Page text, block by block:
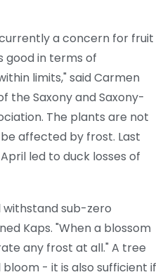
a concern for fruit
good in terms of
limits," said Carmen
the Saxony and Saxony-
The plants are not
affected by frost. Last
led to duck losses of
withstand sub-zero
Kaps. "When a blossom
any frost at all." A tree
- it is also sufficient if